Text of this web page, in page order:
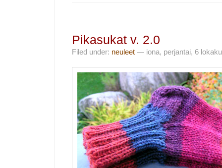
Pikasukat v. 2.0
Filed under: neuleet — iona, perjantai, 6